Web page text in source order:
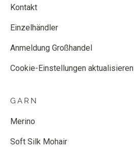
Kontakt
Einzelhändler
Anmeldung Großhandel
Cookie-Einstellungen aktualisieren
GARN
Merino
Soft Silk Mohair